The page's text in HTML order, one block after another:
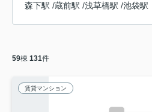
森下駅 /蔵前駅 /浅草橋駅 /池袋駅
59棟 131件
賃貸マンション